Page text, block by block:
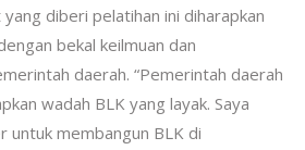
diberi pelatihan ini diharapkan
bekal keilmuan dan
daerah. “Pemerintah daerah
wadah BLK yang layak. Saya
untuk membangun BLK di